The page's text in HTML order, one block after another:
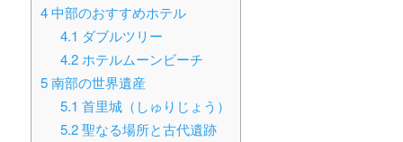
4中部のおすすめホテル
4.1 ダブルツリー
4.2 ホテルムーンビーチ
5南部の世界遺産
5.1 首里城（しゅりじょう）
5.2聖なる場所と古代遺跡